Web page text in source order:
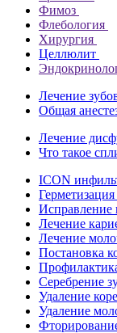
Фимоз
Флебология
Хирургия
Целлюлит
Лечение
Общая
Лечение
Что такое
ICON
Исправление
Лечение
Лечение
Постановка
Серебрение
Удаление
Удаление